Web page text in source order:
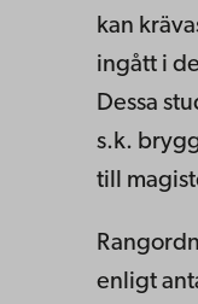
kan
ingått i
Dessa
s.k.
till
enligt